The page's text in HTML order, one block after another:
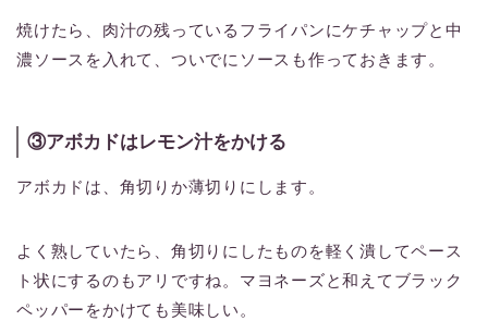
焼けたら、肉汁の残っているフライパンにケチャップと中
濃ソースを入れて、ついでにソースも作っておきます。
③アボカドはレモン汁をかける
アボカドは、角切りか薄切りにします。
よく熟していたら、角切りにしたものを軽く潰してペース
ト状にするのもアリですね。マヨネーズと和えてブラック
ペッパーをかけても美味しい。